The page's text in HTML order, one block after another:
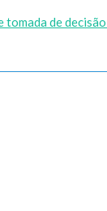
tomada de